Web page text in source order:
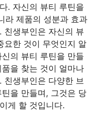
. 자신의 뷰티 루틴을
라 제품의 성분과 효과
친생부인은 자신의 뷰
요한 것이 무엇인지 알
의 뷰티 루틴을 만들
을 찾는 것이 얼마나
친생부인은 다양한 브
을 만들며, 그것은 당
게 할 것입니다.